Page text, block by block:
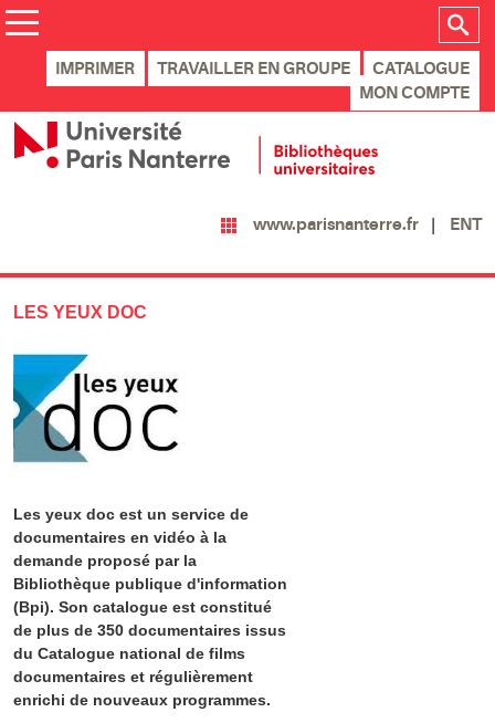
IMPRIMER TRAVAILLER EN GROUPE
CATALOGUE
MON COMPTE
www.parisnanterre.fr ENT
LES YEUX DOC
Les yeux doc est un service de
documentaires en vidéo à la
demande proposé par la
Bibliothèque publique d'information
(Bpi). Son catalogue est constitué
de plus de 350 documentaires issus
du Catalogue national de films
documentaires et régulièrement
enrichi de nouveaux programmes.